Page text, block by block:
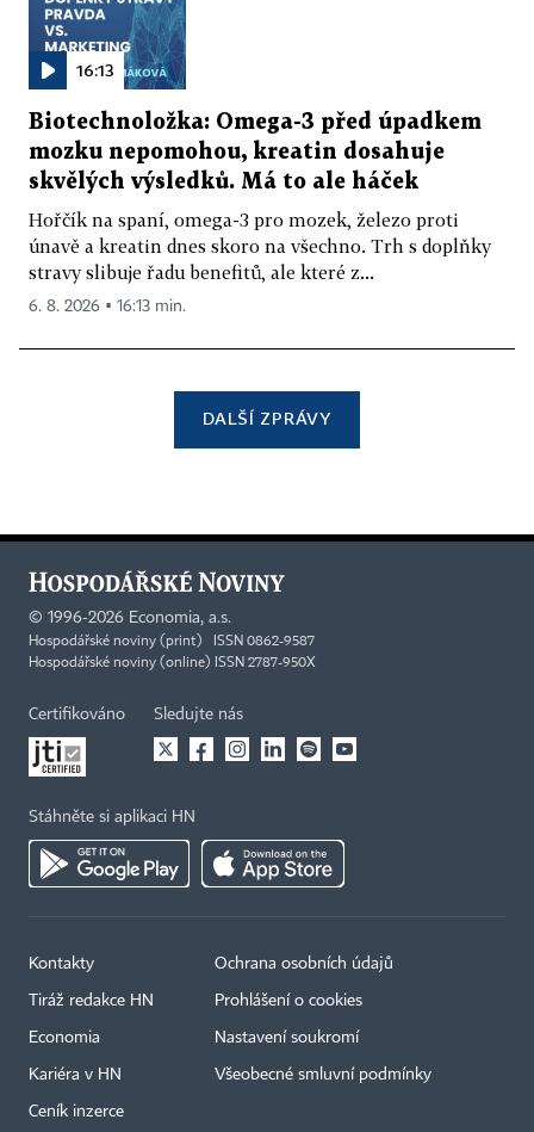
16:13
Biotechnoložka: Omega-3 před úpadkem
mozku nepomohou, kreatin dosahuje
skvělých výsledků. Má to ale háček
Hořčík na spaní, omega-3 pro mozek, železo proti
únavě a kreatin dnes skoro na všechno. Trh s doplňky
stravy slibuje řadu benefitů, ale které z...
6. 8. 2026 ▪ 16:13 min.
DALŠÍ ZPRÁVY
© 1996-2026 Economia, a.s.
Hospodářské noviny (print) ISSN 0862-9587
Hospodářské noviny (online) ISSN 2787-950X
Certifikováno Sledujte nás
Stáhněte si aplikaci HN
Kontakty
Tiráž redakce HN
Economia
Kariéra v HN
Ceník inzerce
Ochrana osobních údajů
Prohlášení o cookies
Nastavení soukromí
Všeobecné smluvní podmínky